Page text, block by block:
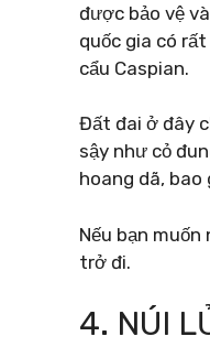
được bảo vệ
quốc gia có
cẩu Caspian.
Đất đai ở đây
sậy như cỏ
hoang dã, bao
Nếu bạn
trở đi.
4. NÚI